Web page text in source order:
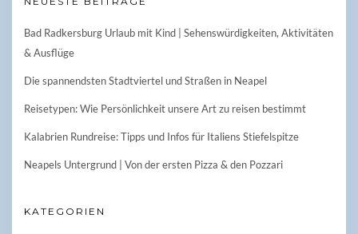
Bad Radkersburg Urlaub mit Kind | Sehenswürdigkeiten, Aktivitäten
& Ausflüge
Die spannendsten Stadtviertel und Straßen in Neapel
Reisetypen: Wie Persönlichkeit unsere Art zu reisen bestimmt
Kalabrien Rundreise: Tipps und Infos für Italiens Stiefelspitze
Neapels Untergrund | Von der ersten Pizza & den Pozzari
KATEGORIEN